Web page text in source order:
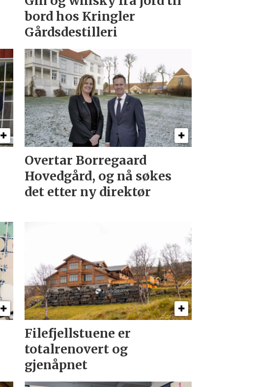
bord hos Kringler
Gårdsdestilleri
Overtar Borregaard
Hovedgård, og nå søkes
det etter ny direktør
Filefjellstuene er
totalrenovert og
gjenåpnet